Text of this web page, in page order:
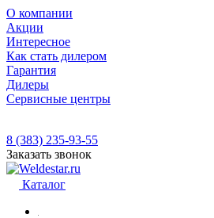
О компании
Акции
Интересное
Как стать дилером
Гарантия
Дилеры
Сервисные центры
8 (383) 235-93-55
Заказать звонок
Каталог